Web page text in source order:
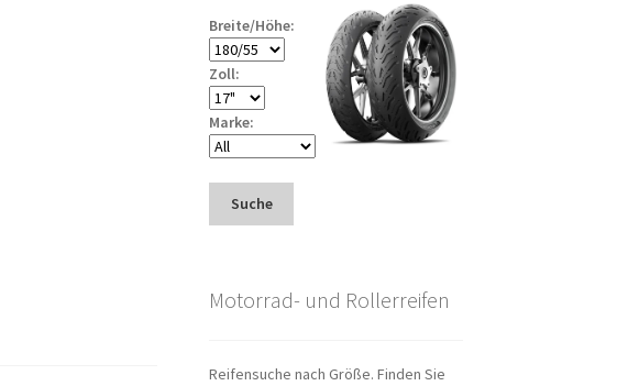
Breite/Höhe:
Zoll:
Marke:
Suche
Motorrad- und Rollerreifen
Reifensuche nach Größe. Finden Sie